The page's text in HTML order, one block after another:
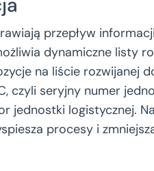
przepływ
dynamiczne listy
na liście rozwijanej
czyli seryjny numer
jednostki logistycznej.
procesy i